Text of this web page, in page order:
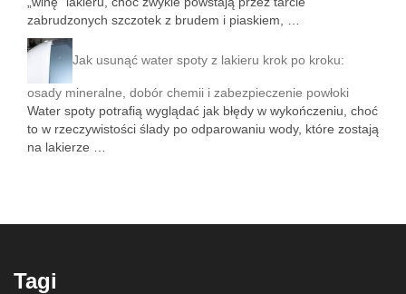
zabrudzonych szczotek z brudem i piaskiem, …
Jak usunąć water spoty z lakieru krok po kroku:
osady mineralne, dobór chemii i zabezpieczenie powłoki
Water spoty potrafią wyglądać jak błędy w wykończeniu, choć
to w rzeczywistości ślady po odparowaniu wody, które zostają
na lakierze …
Tagi